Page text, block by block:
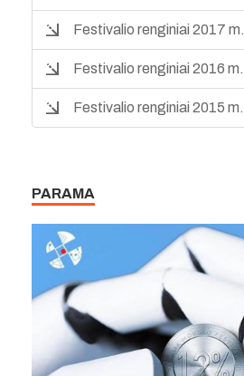
Festivalio renginiai 2017 m.
Festivalio renginiai 2016 m.
Festivalio renginiai 2015 m.
PARAMA